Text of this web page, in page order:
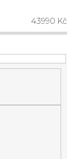
43990 Kč